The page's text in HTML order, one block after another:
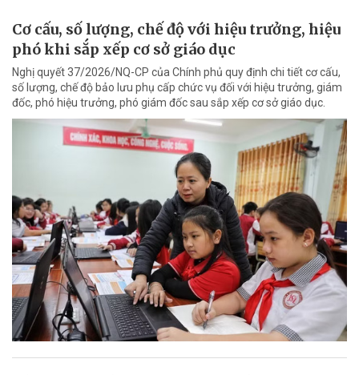
Cơ cấu, số lượng, chế độ với hiệu trưởng, hiệu
phó khi sắp xếp cơ sở giáo dục
Nghị quyết 37/2026/NQ-CP của Chính phủ quy định chi tiết cơ cấu,
số lượng, chế độ bảo lưu phụ cấp chức vụ đối với hiệu trưởng, giám
đốc, phó hiệu trưởng, phó giám đốc sau sắp xếp cơ sở giáo dục.